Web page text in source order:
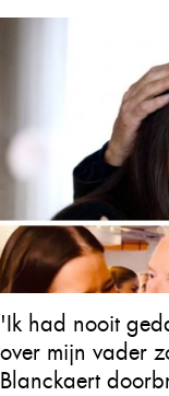
'Ik had nooit
over mijn vader
Blanckaert